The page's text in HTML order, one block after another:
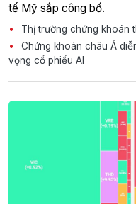
tế Mỹ sắp công bố.
Thị trường chứng khoán
Chứng khoán châu Á
vọng cổ phiếu AI